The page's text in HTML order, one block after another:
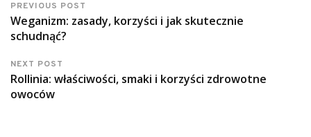
PREVIOUS POST
Weganizm: zasady, korzyści i jak skutecznie
schudnąć?
NEXT POST
Rollinia: właściwości, smaki i korzyści zdrowotne
owoców